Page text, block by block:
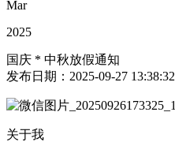
Mar
2025
国庆 * 中秋放假通知
发布日期： 2025-09-27 13:38:32
关于我